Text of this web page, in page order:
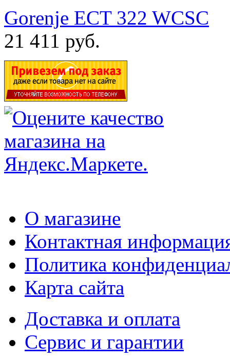
Gorenje ECT 322 WCSC
21 411 руб.
О магазине
Контактная
Политика
Карта сайта
Доставка и оплата
Сервис и гарантии